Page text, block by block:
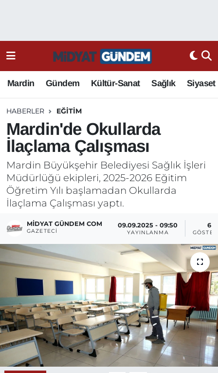
Mardin Gündem Kültür-Sanat Sağlık Siyaset
HABERLER EĞITIM
Mardin'de Okullarda
İlaçlama Çalışması
Mardin Büyükşehir Belediyesi Sağlık İşleri
Müdürlüğü ekipleri, 2025-2026 Eğitim
Öğretim Yılı başlamadan Okullarda
İlaçlama Çalışması yaptı.
MIDYAT GÜNDEM COM
GAZETECI
09.09.2025 - 09:50
YAYINLANMA
6